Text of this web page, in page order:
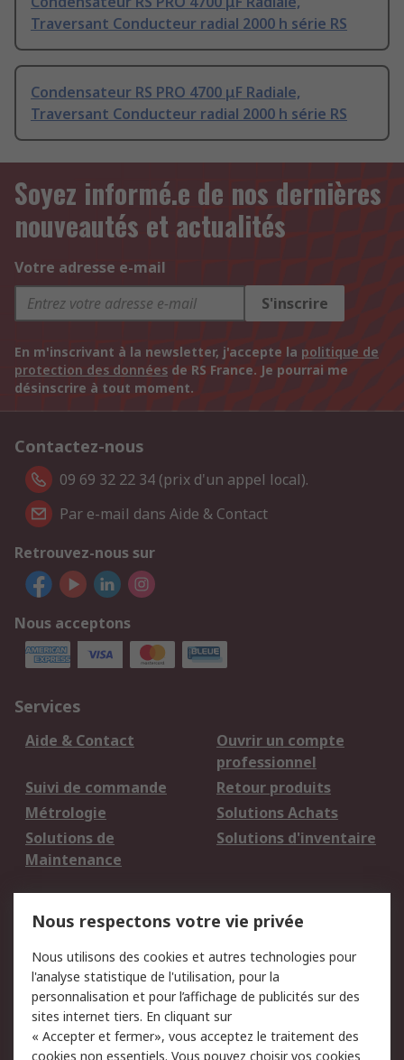
Traversant Conducteur radial 2000 h série RS
Condensateur RS PRO 4700 μF Radiale,
Traversant Conducteur radial 2000 h série RS
Soyez informé.e de nos dernières
nouveautés et actualités
Votre adresse e-mail
S'inscrire
En m'inscrivant à la newsletter, j'accepte la politique de
protection des données de RS France. Je pourrai me
désinscrire à tout moment.
Contactez-nous
09 69 32 22 34 (prix d'un appel local).
Par e-mail dans Aide & Contact
Retrouvez-nous sur
Nous acceptons
Services
Aide & Contact
Ouvrir un compte
professionnel
Suivi de commande
Retour produits
Métrologie
Solutions Achats
Solutions de
Maintenance
Solutions d'inventaire
du site
Politique de protection
des données - Mise à
jour
Sécurité des E-mails
Conditions générales Politique anti-
Nous respectons votre vie privée
Nous utilisons des cookies et autres technologies pour
l'analyse statistique de l'utilisation, pour la
personnalisation et pour l’affichage de publicités sur des
sites internet tiers. En cliquant sur
« Accepter et fermer», vous acceptez le traitement des
cookies non essentiels. Vous pouvez choisir vos cookies